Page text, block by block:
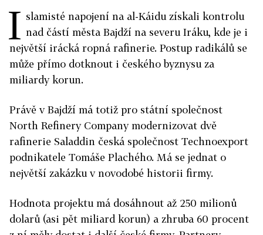
I slamisté napojení na al-Káidu získali kontrolu
nad částí města Bajdží na severu Iráku, kde je i
největší irácká ropná rafinerie. Postup radikálů se
může přímo dotknout i českého byznysu za
miliardy korun.
Právě v Bajdží má totiž pro státní společnost
North Refinery Company modernizovat dvě
rafinerie Saladdin česká společnost Technoexport
podnikatele Tomáše Plachého. Má se jednat o
největší zakázku v novodobé historii firmy.
Hodnota projektu má dosáhnout až 250 milionů
dolarů (asi pět miliard korun) a zhruba 60 procent